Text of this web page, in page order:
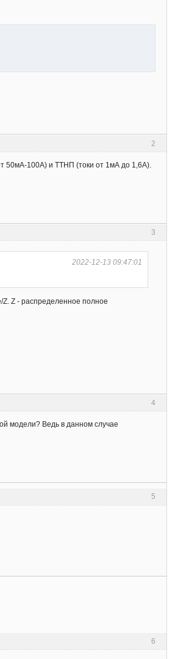
2
50мА-100А) и ТТНП (токи от 1мА до 1,6А).
3
2022-12-13 09:47:01
Z - распределенное полное
4
модели? Ведь в данном случае
5
6